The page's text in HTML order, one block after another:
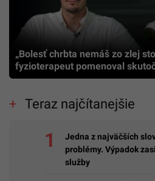
„Bolesť chrbta nemáš zo zlej
fyzioterapeut pomenoval
Teraz najčítanejšie
Jedna z najväčších
problémy. Výpadok
služby